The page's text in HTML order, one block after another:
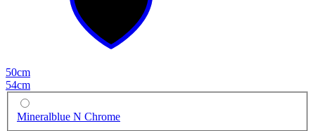
50cm
54cm
Mineralblue N Chrome